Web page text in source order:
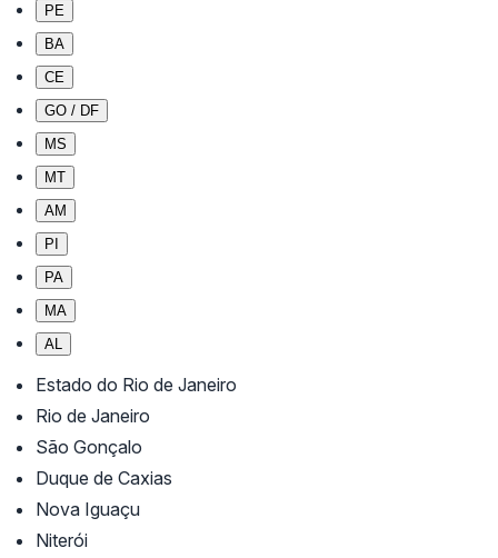
PE
BA
CE
GO / DF
MS
MT
AM
PI
PA
MA
AL
Estado do Rio de Janeiro
Rio de Janeiro
São Gonçalo
Duque de Caxias
Nova Iguaçu
Niterói